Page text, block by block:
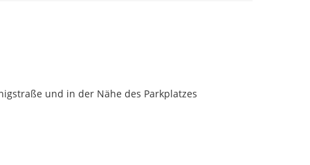
und in der Nähe des Parkplatzes